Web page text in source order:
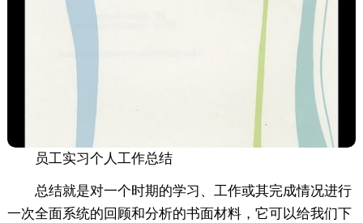
员工实习个人工作总结
总结就是对一个时期的学习、工作或其完成情况进行
一次全面系统的回顾和分析的书面材料，它可以给我们下